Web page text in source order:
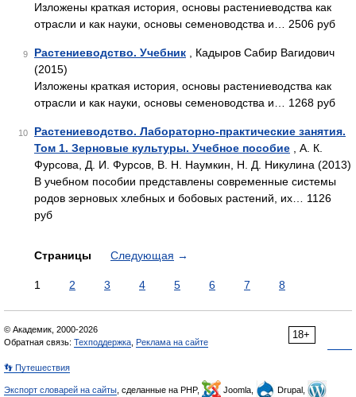
Изложены краткая история, основы растениеводства как
отрасли и как науки, основы семеноводства и… 2506 руб
9 Растениеводство. Учебник , Кадыров Сабир Вагидович
(2015)
Изложены краткая история, основы растениеводства как
отрасли и как науки, основы семеноводства и… 1268 руб
10
Растениеводство. Лабораторно-практические занятия.
Том 1. Зерновые культуры. Учебное пособие , А. К.
Фурсова, Д. И. Фурсов, В. Н. Наумкин, Н. Д. Никулина (2013)
В учебном пособии представлены современные системы
родов зерновых хлебных и бобовых растений, их… 1126
руб
Страницы Следующая →
1 2 3 4 5 6 7 8
18+
© Академик, 2000-2026
Обратная связь: Техподдержка Реклама на сайте
👣 Путешествия
Экспорт словарей на сайты , сделанные на PHP, Joomla,
Drupal,